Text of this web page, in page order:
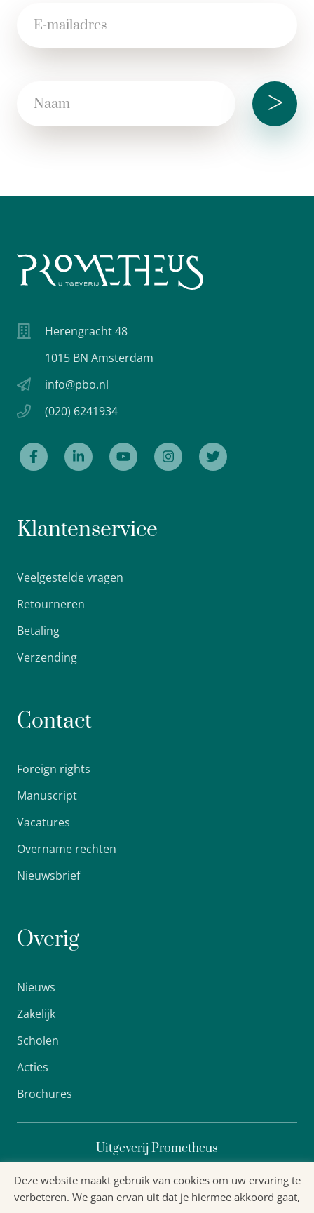
>
Herengracht 48
1015 BN Amsterdam
info@pbo.nl
(020) 6241934
Klantenservice
Veelgestelde vragen
Retourneren
Betaling
Verzending
Contact
Foreign rights
Manuscript
Vacatures
Overname rechten
Nieuwsbrief
Overig
Nieuws
Zakelijk
Scholen
Acties
Brochures
Uitgeverij Prometheus
Algemene voorwaarden
Deze website maakt gebruik van cookies om uw ervaring te
verbeteren. We gaan ervan uit dat je hiermee akkoord gaat,